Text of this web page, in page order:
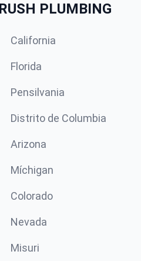
PLUMBING
California
Florida
Pensilvania
Distrito de Columbia
Arizona
Míchigan
Colorado
Nevada
Misuri